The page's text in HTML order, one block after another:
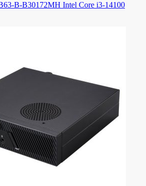
B-B30172MH Intel Core i3-14100